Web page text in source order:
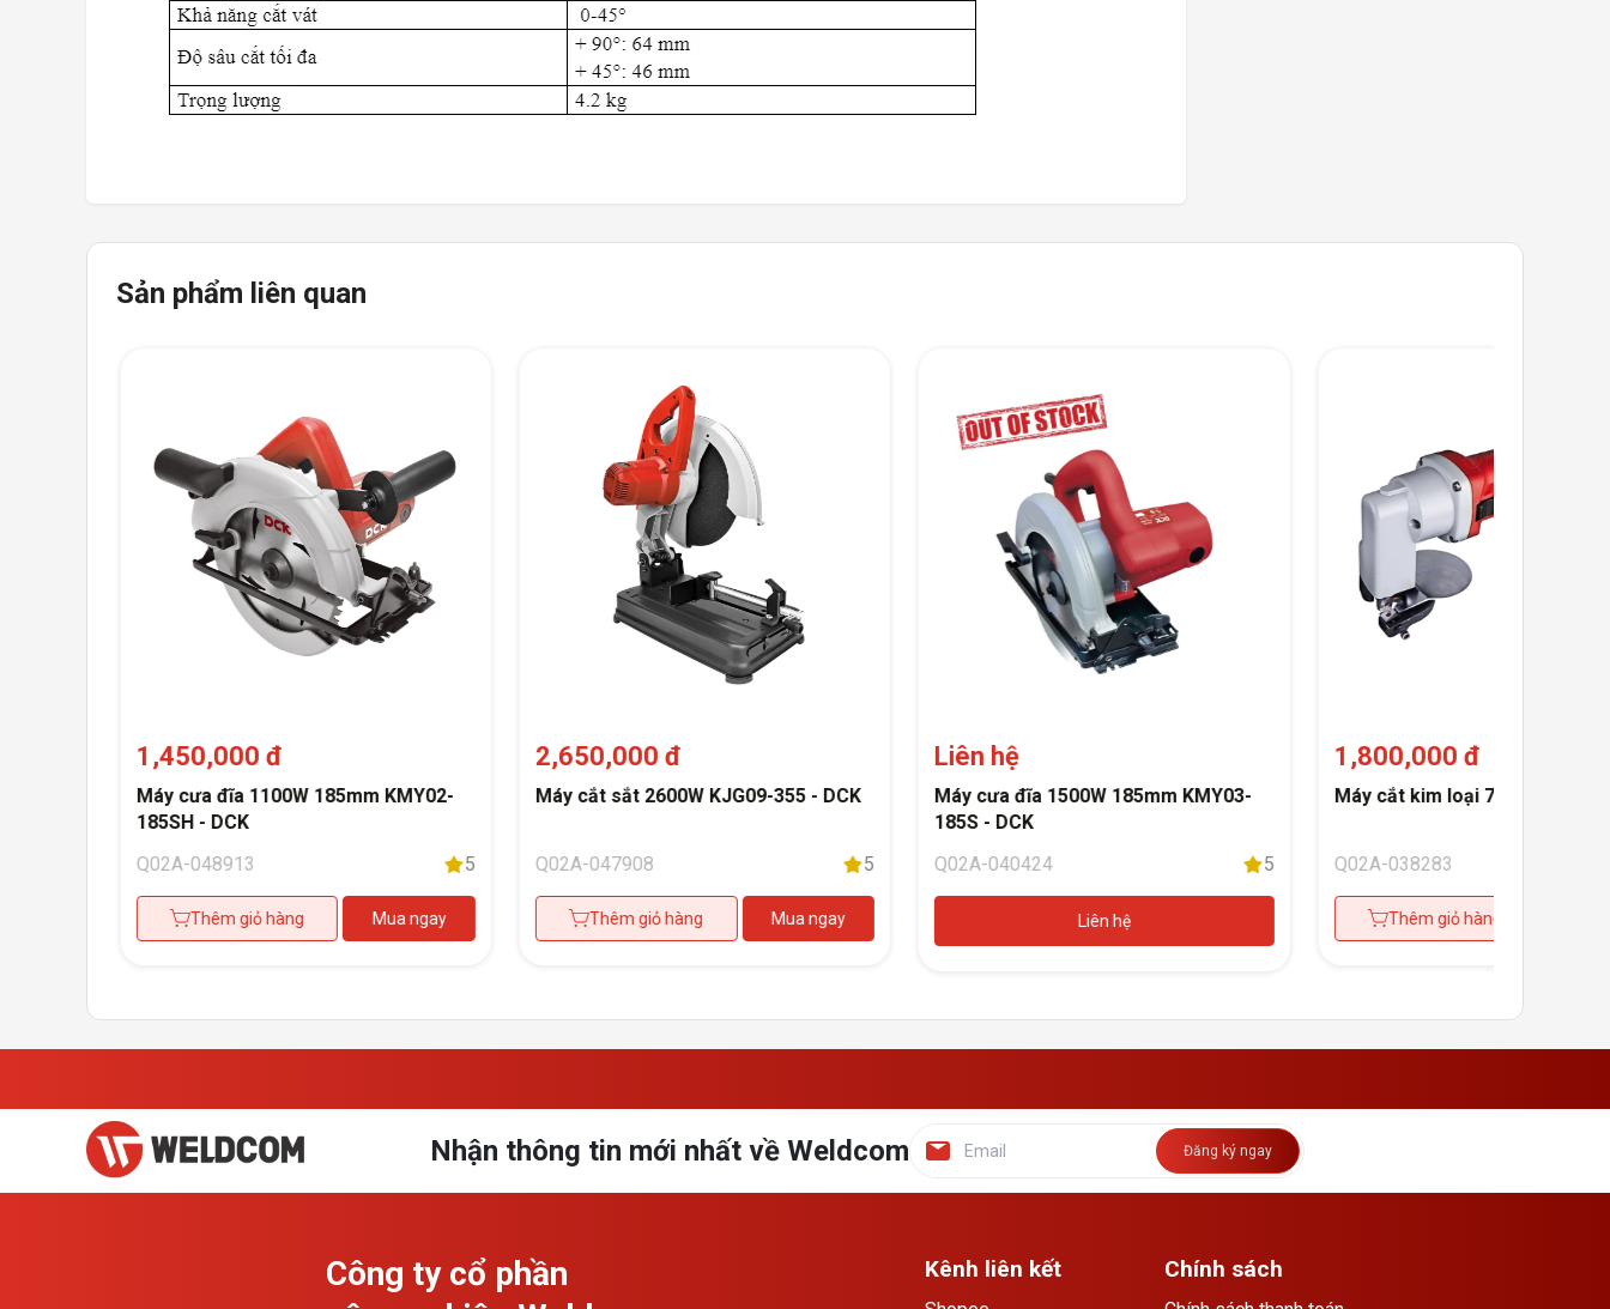
Sản phẩm liên quan
1,450,000 đ
Máy cưa đĩa 1100W 185mm KMY02-
185SH - DCK
Q02A-048913
5
Thêm giỏ hàng Mua ngay
2,650,000 đ
Máy cắt sắt 2600W KJG09-355 - DCK
Q02A-047908 5
Thêm giỏ hàng Mua ngay
Liên hệ
Máy cưa đĩa 1500W 185mm KMY03-
185S - DCK
Q02A-040424
5
Liên hệ
1,800,000 đ
Máy cắt kim loại 710W KJJ25 -
Q02A-038283
Thêm giỏ hàng
Nhận thông tin mới nhất về Weldcom Đăng ký ngay
Công ty cổ phần
Kênh liên kết Chính sách